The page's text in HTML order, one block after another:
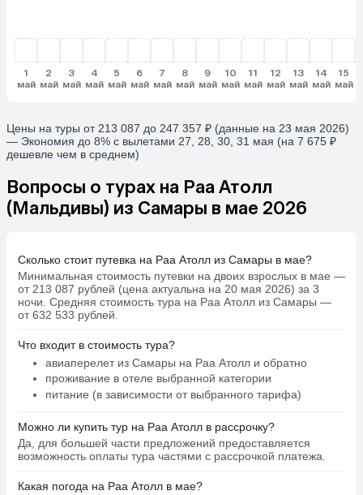
1
май
2
май
3
май
4
май
5
май
6
май
7
май
8
май
9
май
10
май
11
май
12
май
13
май
14
май
15
май
Цены на туры от 213 087 до 247 357 ₽ (данные на 23 мая 2026)
— Экономия до 8% с вылетами 27, 28, 30, 31 мая (на 7 675 ₽
дешевле чем в среднем)
Вопросы о турах на Раа Атолл
(Мальдивы) из Самары в мае 2026
Сколько стоит путевка на Раа Атолл из Самары в мае?
Минимальная стоимость путевки на двоих взрослых в мае —
от 213 087 рублей (цена актуальна на 20 мая 2026) за 3
ночи. Средняя стоимость тура на Раа Атолл из Самары —
от 632 533 рублей.
Что входит в стоимость тура?
авиаперелет из Самары на Раа Атолл и обратно
проживание в отеле выбранной категории
питание (в зависимости от выбранного тарифа)
Можно ли купить тур на Раа Атолл в рассрочку?
Да, для большей части предложений предоставляется
возможность оплаты тура частями с рассрочкой платежа.
Какая погода на Раа Атолл в мае?